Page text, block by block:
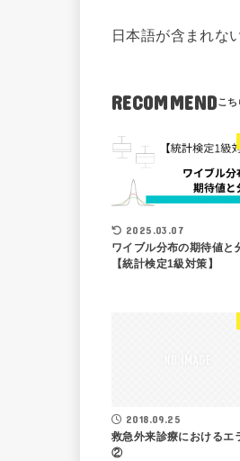
日本語が含まれな
RECOMMEND
2025.03.07
ワイブル分布の期待値と
【統計検定1級対策】
2018.09.25
救急外来診療におけるエ
②